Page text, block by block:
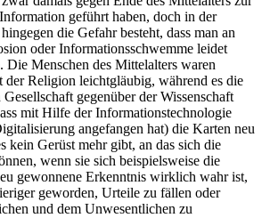
geführt haben, doch in der
die Gefahr besteht, dass man an
oder Informationsschwemme leidet
Die Menschen des Mittelalters waren
der Religion leichtgläubig, während es die
gegenüber der Wissenschaft
mit Hilfe der Informationstechnologie
angefangen hat) die Karten neu
kein Gerüst mehr gibt, an das sich die
wenn sie sich beispielsweise die
gewonnene Erkenntnis wirklich wahr ist,
geworden, Urteile zu fällen oder
und dem Unwesentlichen zu